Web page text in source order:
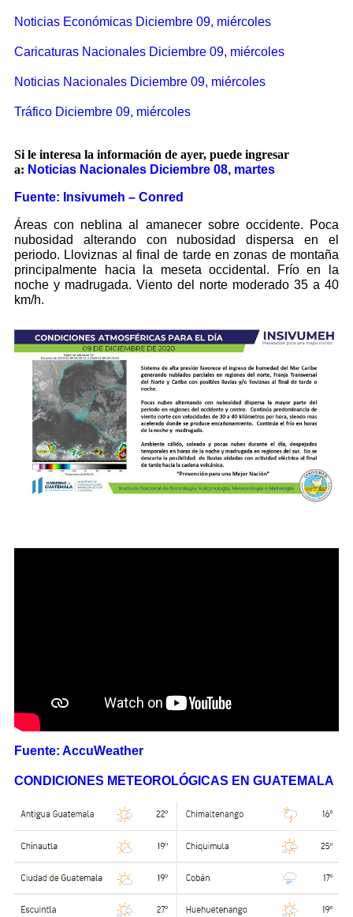
Noticias Económicas Diciembre 09, miércoles
Caricaturas Nacionales Diciembre 09, miércoles
Noticias Nacionales Diciembre 09, miércoles
Tráfico Diciembre 09, miércoles
Si le interesa la información de ayer, puede ingresar
a: Noticias Nacionales Diciembre 08, martes
Fuente: Insivumeh – Conred
Áreas con neblina al amanecer sobre occidente. Poca
nubosidad alterando con nubosidad dispersa en el
periodo. Lloviznas al final de tarde en zonas de montaña
principalmente hacia la meseta occidental. Frío en la
noche y madrugada. Viento del norte moderado 35 a 40
km/h.
Fuente: AccuWeather
CONDICIONES METEOROLÓGICAS EN GUATEMALA